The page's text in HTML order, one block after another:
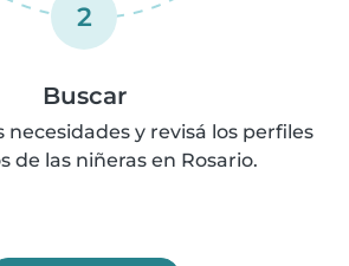
2
Buscar
necesidades y revisá los perfiles
de las niñeras en Rosario.